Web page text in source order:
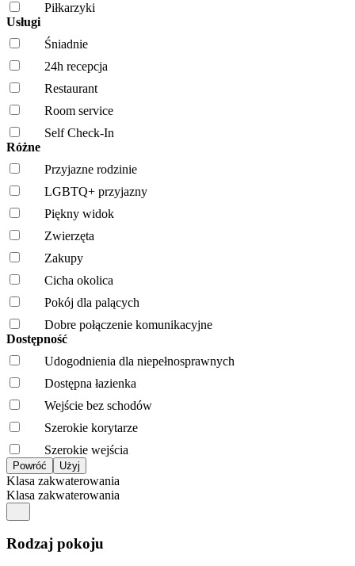
Piłkarzyki
Usługi
Śniadnie
24h recepcja
Restaurant
Room service
Self Check-In
Różne
Przyjazne rodzinie
LGBTQ+ przyjazny
Piękny widok
Zwierzęta
Zakupy
Cicha okolica
Pokój dla palących
Dobre połączenie komunikacyjne
Dostępność
Udogodnienia dla niepełnosprawnych
Dostępna łazienka
Wejście bez schodów
Szerokie korytarze
Szerokie wejścia
Klasa zakwaterowania
Klasa zakwaterowania
Rodzaj pokoju